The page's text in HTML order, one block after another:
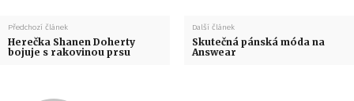
Předchozí článek
Herečka Shanen Doherty
bojuje s rakovinou prsu
Další článek
Skutečná pánská móda na
Answear